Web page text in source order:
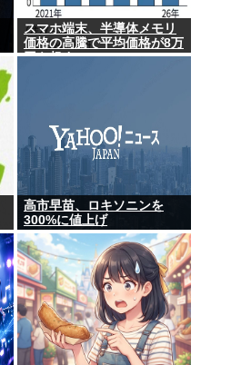
スマホ端末、半導体メモリ
価格の高騰で平均価格が8万
円を超す
高市早苗、ロキソニンを
300%に値上げ